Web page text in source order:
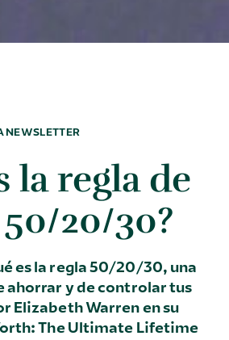
NEWSLETTER
la regla de
20/30?
es la regla 50/20/30, una
ahorrar y de controlar tus
Elizabeth Warren en su
The Ultimate Lifetime